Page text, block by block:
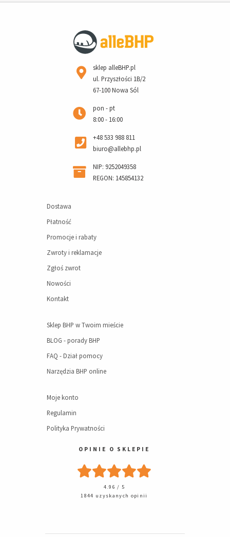
sklep alleBHP.pl
ul. Przyszłości 1B/2
67-100 Nowa Sól
pon - pt
8:00 - 16:00
+48 533 988 811
biuro@allebhp.pl
NIP: 9252049358
REGON: 145854132
Dostawa
Płatność
Promocje i rabaty
Zwroty i reklamacje
Zgłoś zwrot
Nowości
Kontakt
Sklep BHP w Twoim mieście
BLOG - porady BHP
FAQ - Dział pomocy
Narzędzia BHP online
Moje konto
Regulamin
Polityka Prywatności
OPINIE O SKLEPIE
4.96 / 5
1844 uzyskanych opinii